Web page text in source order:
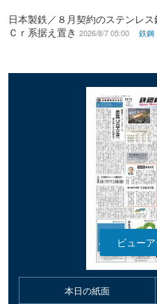
日本製鉄／８月契約のステンレ
Ｃｒ系据え置き 2026/8/7 05:00 鉄鋼
本日の紙面